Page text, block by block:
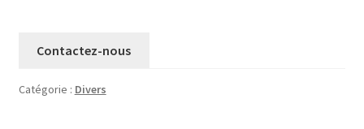
Contactez-nous
Catégorie : Divers